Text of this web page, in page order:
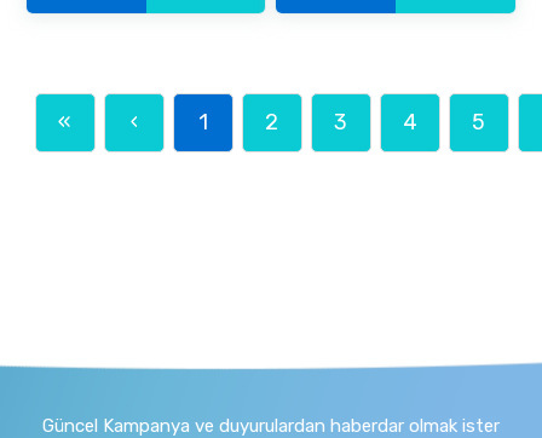
« ‹ 1 2 3 4 5
Güncel Kampanya ve duyurulardan haberdar olmak ister